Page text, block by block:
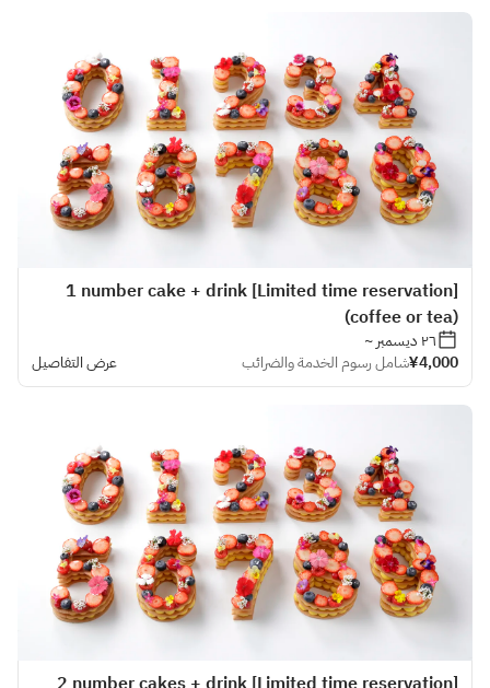
[Limited time reservation] 1 number cake + drink
(coffee or tea)
٢٦ ديسمبر ~
¥4,000شامل رسوم الخدمة والضرائب عرض التفاصيل
[Limited time reservation] 2 number cakes + drink